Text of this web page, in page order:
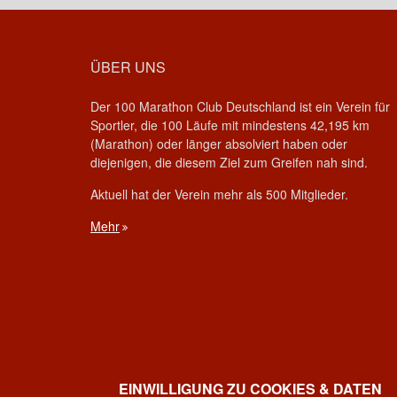
ÜBER UNS
Der 100 Marathon Club Deutschland ist ein Verein für
Sportler, die 100 Läufe mit mindestens 42,195 km
(Marathon) oder länger absolviert haben oder
diejenigen, die diesem Ziel zum Greifen nah sind.
Aktuell hat der Verein mehr als 500 Mitglieder.
Mehr
EINWILLIGUNG ZU COOKIES & DATEN